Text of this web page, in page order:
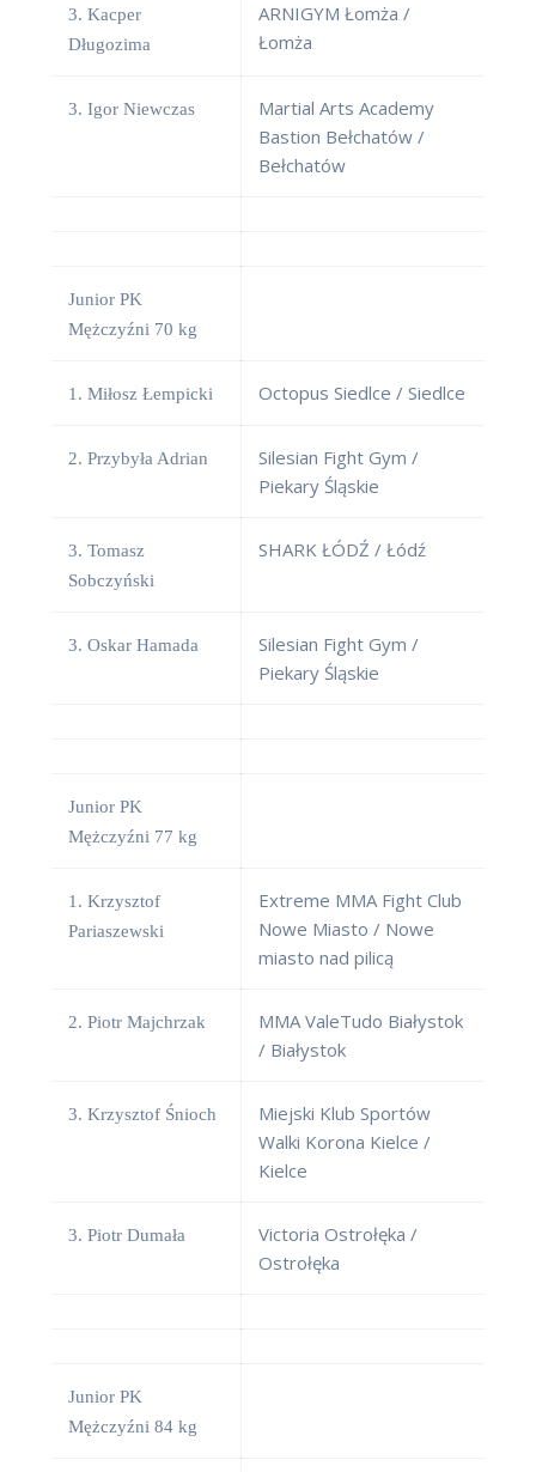
3. Kacper
Długozima
ARNIGYM Łomża /
Łomża
3. Igor Niewczas
Martial Arts Academy
Bastion Bełchatów /
Bełchatów
Junior PK
Mężczyźni 70 kg
1. Miłosz Łempicki Octopus Siedlce / Siedlce
2. Przybyła Adrian
Silesian Fight Gym /
Piekary Śląskie
3. Tomasz
Sobczyński
SHARK ŁÓDŹ / Łódź
3. Oskar Hamada
Silesian Fight Gym /
Piekary Śląskie
Junior PK
Mężczyźni 77 kg
1. Krzysztof
Pariaszewski
Extreme MMA Fight Club
Nowe Miasto / Nowe
miasto nad pilicą
2. Piotr Majchrzak
MMA ValeTudo Białystok
/ Białystok
3. Krzysztof Śnioch
Miejski Klub Sportów
Walki Korona Kielce /
Kielce
3. Piotr Dumała
Victoria Ostrołęka /
Ostrołęka
Junior PK
Mężczyźni 84 kg